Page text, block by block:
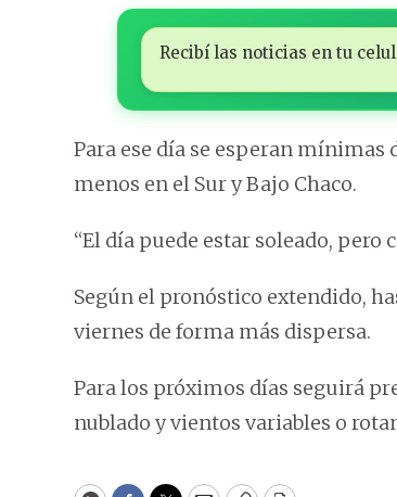
Recibí las noticias en tu
Para ese día se esperan mínimas
menos en el Sur y Bajo Chaco.
“El día puede estar soleado,
Según el pronóstico extendido,
viernes de forma más dispersa.
Para los próximos días seguirá
nublado y vientos variables o